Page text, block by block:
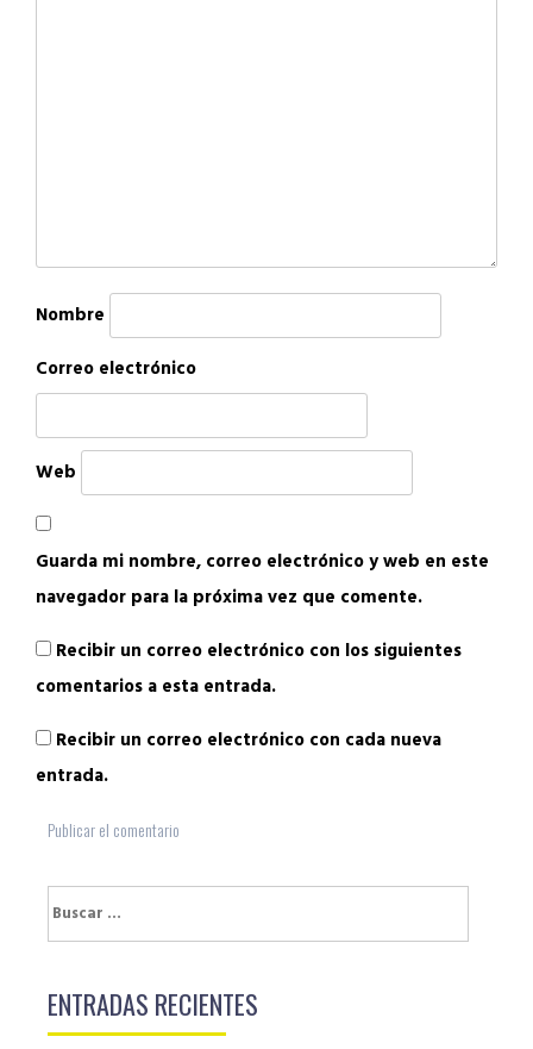
Nombre
Correo electrónico
Web
Guarda mi nombre, correo electrónico y web en este
navegador para la próxima vez que comente.
Recibir un correo electrónico con los siguientes
comentarios a esta entrada.
Recibir un correo electrónico con cada nueva
entrada.
Buscar:
ENTRADAS RECIENTES